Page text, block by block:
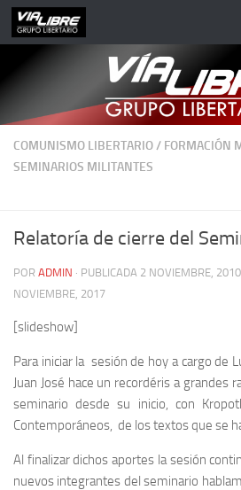
Saltar al contenido
COMUNISMO LIBERTARIO/ FORMACIÓN
SEMINARIOS MILITANTES
Relatoría de cierre del
POR ADMIN · PUBLICADA 2 NOVIEMBRE, 2010
NOVIEMBRE, 2017
[slideshow]
Para iniciar la sesión de hoy a cargo de
Juan José hace un recordéris a grandes
seminario desde su inicio, con
Contemporáneos, de los textos que se
Al finalizar dichos aportes la sesión
nuevos integrantes del seminario